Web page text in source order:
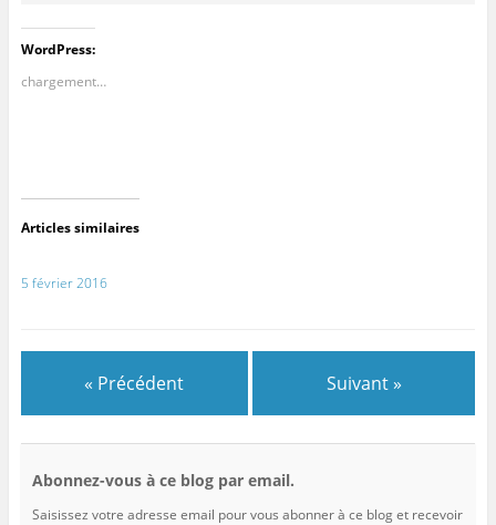
WordPress:
chargement…
Articles similaires
5 février 2016
« Précédent Suivant »
Abonnez-vous à ce blog par email.
Saisissez votre adresse email pour vous abonner à ce blog et recevoir